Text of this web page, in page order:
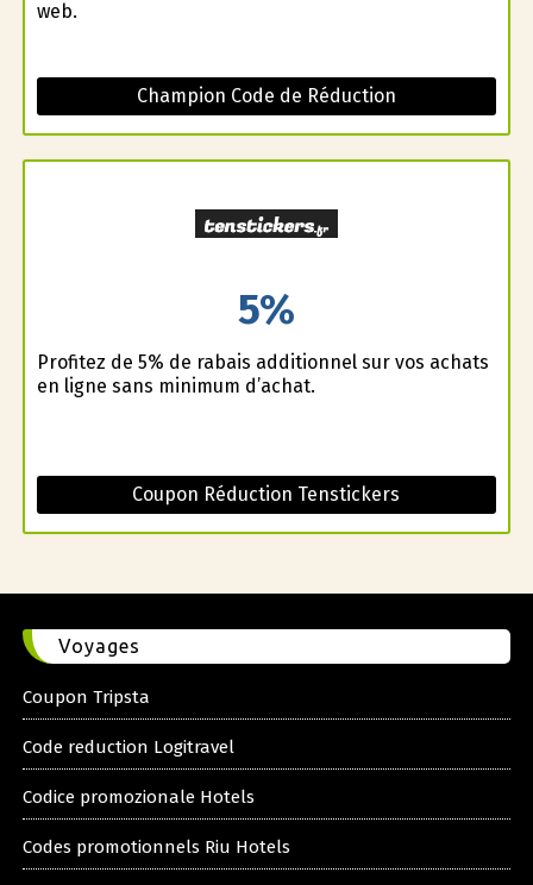
web.
Champion Code de Réduction
5%
Profitez de 5% de rabais additionnel sur vos achats
en ligne sans minimum d’achat.
Coupon Réduction Tenstickers
Voyages
Coupon Tripsta
Code reduction Logitravel
Codice promozionale Hotels
Codes promotionnels Riu Hotels